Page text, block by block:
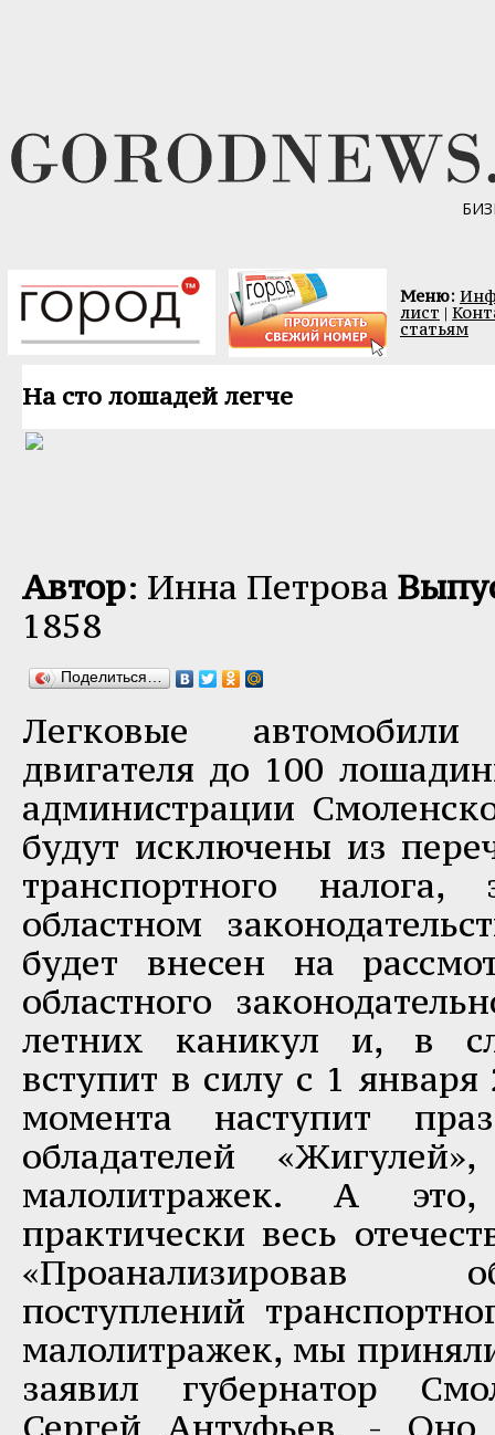
Меню:
лист |
статьям
На сто лошадей легче
Автор: Инна Петрова
1858
Поделиться…
Легковые
двигателя до 100
администрации
будут исключены из
транспортного налога,
областном
будет внесен на
областного
летних каникул и, в
вступит в силу с 1 января
момента наступит
обладателей
малолитражек. А
практически весь
поступлений
малолитражек, мы
заявил губернатор